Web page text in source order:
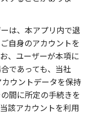
は、本アプリ内で退
自身のアカウントを
、ユーザーが本項に
であっても、当社
ウントデータを保持
間に所定の手続きを
該アカウントを利用